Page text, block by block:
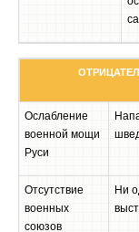
Ослабление
военной мощи
Руси
Отсутствие
военных
союзов
Ни